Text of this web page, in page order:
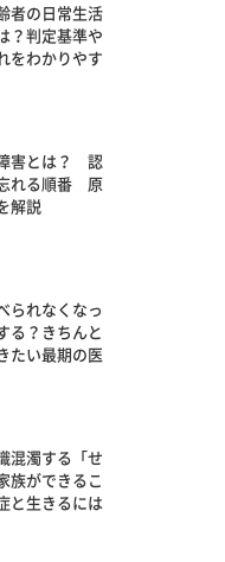
者の日常生活
？判定基準や
をわかりやす
害とは？ 認
れる順番 原
解説
られなくなっ
る？きちんと
たい最期の医
混濁する「せ
族ができるこ
と生きるには